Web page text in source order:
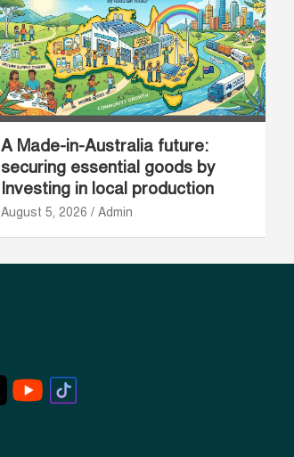
A Made-in-Australia future:
securing essential goods by
Investing in local production
August 5, 2026 Admin